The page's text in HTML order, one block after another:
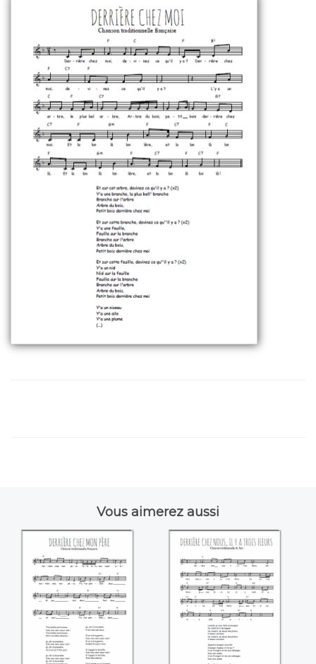
Vous aimerez aussi
Derrière chez mon
père
Derrière chez
nous, il y a trois
fleurs